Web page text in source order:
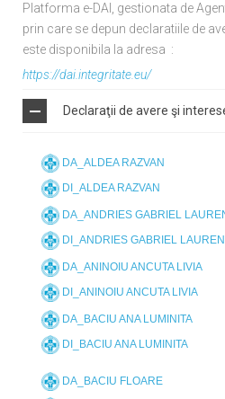
Platforma e-DAI, gestionata de
prin care se depun declaratiile de
este disponibila la adresa :
https://dai.integritate.eu/
Declaraţii de avere şi
DA_ALDEA RAZVAN
DI_ALDEA RAZVAN
DA_ANDRIES GABRIEL
DI_ANDRIES GABRIEL
DA_ANINOIU ANCUTA LIVIA
DI_ANINOIU ANCUTA LIVIA
DA_BACIU ANA LUMINITA
DI_BACIU ANA LUMINITA
DA_BACIU FLOARE